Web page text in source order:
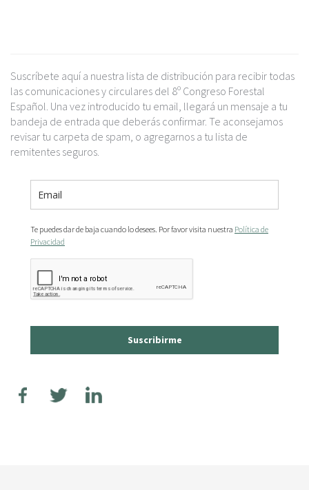
Suscríbete aquí a nuestra lista de distribución para recibir todas
las comunicaciones y circulares del 8º Congreso Forestal
Español. Una vez introducido tu email, llegará un mensaje a tu
bandeja de entrada que deberás confirmar. Te aconsejamos
revisar tu carpeta de spam, o agregarnos a tu lista de
remitentes seguros.
Te puedes dar de baja cuando lo desees. Por favor visita nuestra Política de
Privacidad
Suscribirme